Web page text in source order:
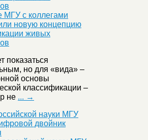
показаться
но для «вида» –
основы
классификации –
не ... →
науки МГУ
двойник